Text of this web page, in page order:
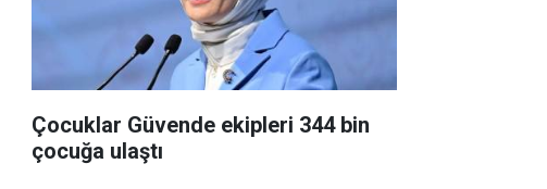
Çocuklar Güvende ekipleri 344 bin
çocuğa ulaştı